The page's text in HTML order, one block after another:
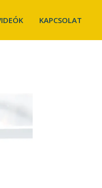
KAPCSOLAT